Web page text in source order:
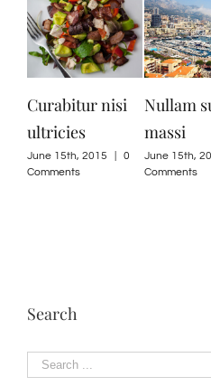
nisi
15th, 2015 |
0
Nullam suscipit
June 15th, 2015 |
0
Comments
Search
Search